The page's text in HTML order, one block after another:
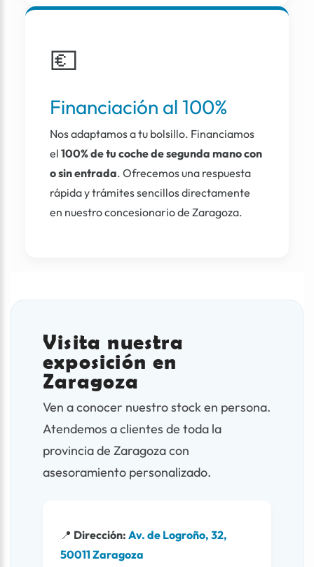
💶
Financiación al 100%
Nos adaptamos a tu bolsillo. Financiamos
el 100% de tu coche de segunda mano con
o sin entrada. Ofrecemos una respuesta
rápida y trámites sencillos directamente
en nuestro concesionario de Zaragoza.
Visita nuestra
exposición en
Zaragoza
Ven a conocer nuestro stock en persona.
Atendemos a clientes de toda la
provincia de Zaragoza con
asesoramiento personalizado.
📍 Dirección: Av. de Logroño, 32,
50011 Zaragoza